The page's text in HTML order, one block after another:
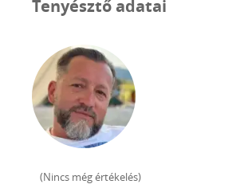
Tenyésztő adatai
(Nincs még értékelés)